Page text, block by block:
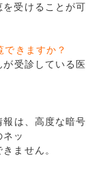
受けることが可
きますか？
受診している医
は、高度な暗号
ッ
ません。